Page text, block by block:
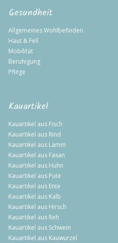
Gesundheit
Allgemeines Wohlbefinden
Haut & Fell
Mobilität
Beruhigung
Pflege
Kauartikel
Kauartikel aus Fisch
Kauartikel aus Rind
Kauartikel aus Lamm
Kauartikel aus Fasan
Kauartikel aus Huhn
Kauartikel aus Pute
Kauartikel aus Ente
Kauartikel aus Kalb
Kauartikel aus Hirsch
Kauartikel aus Reh
Kauartikel aus Schwein
Kauartikel aus Kauwurzel